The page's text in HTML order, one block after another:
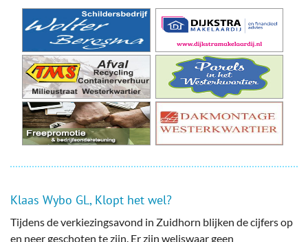
Klaas Wybo GL, Klopt het wel?
Tijdens de verkiezingsavond in Zuidhorn blijken de cijfers op
en neer geschoten te zijn. Er zijn weliswaar geen